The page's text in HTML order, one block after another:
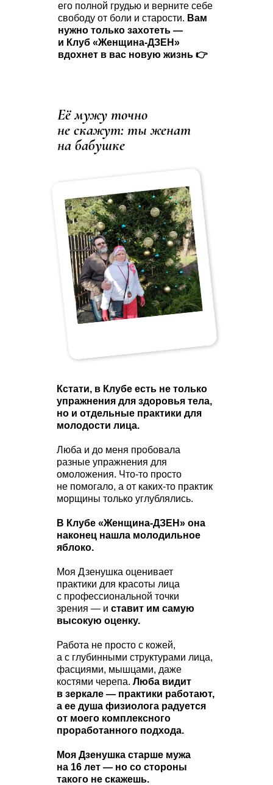
Кстати, в Клубе есть не только
упражнения для здоровья тела,
но и отдельные практики для
молодости лица.
Люба и до меня пробовала
разные упражнения для
омоложения. Что-то просто
не помогало, а от каких-то практик
морщины только углублялись.
В Клубе «Женщина-ДЗЕН» она
наконец нашла молодильное
яблоко.
Моя Дзенушка оценивает
практики для красоты лица
с профессиональной точки
зрения — и ставит им самую
высокую оценку.
Работа не просто с кожей,
а с глубинными структурами лица,
фасциями, мышцами, даже
костями черепа. Люба видит
в зеркале — практики работают,
а ее душа физиолога радуется
от моего комплексного
проработанного подхода.
Моя Дзенушка старше мужа
на 16 лет — но со стороны
такого не скажешь.
его полной грудью и верните себе
свободу от боли и старости. Вам
нужно только захотеть —
и Клуб «Женщина-ДЗЕН»
вдохнет в вас новую жизнь 👉
Её мужу точно
не скажут: ты женат
на бабушке